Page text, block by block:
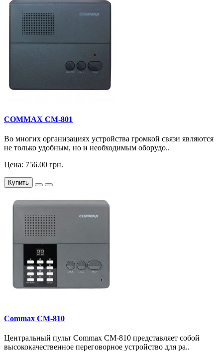
COMMAX CM-801
Во многих организациях устройства громкой связи являются
не только удобным, но и необходимым оборудо..
Цена: 756.00 грн.
Купить
Commax CM-810
Центральный пульт Commax CM-810 представляет собой
высококачественное переговорное устройство для ра..